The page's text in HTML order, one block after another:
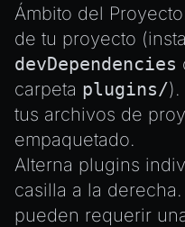
Ámbito del
de tu proyecto
devDependencies
carpeta plugins/
tus archivos de
empaquetado.
Alterna plugins
casilla a la
pueden requerir